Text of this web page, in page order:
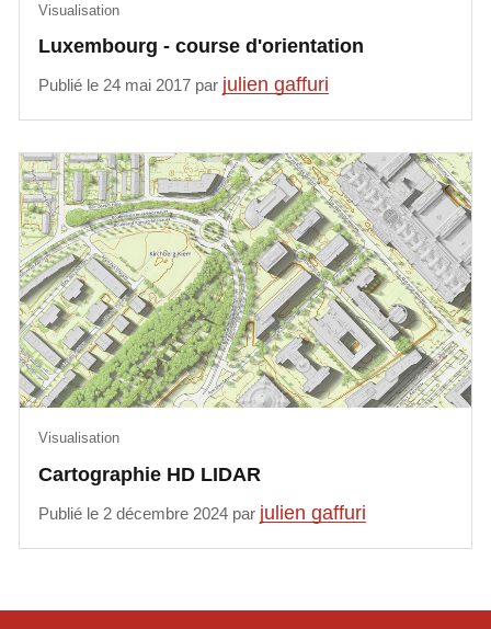
Luxembourg - course d'orientation
Visualisation
Publié le 24 mai 2017 par julien gaffuri
Cartographie HD LIDAR
Visualisation
Publié le 2 décembre 2024 par julien gaffuri